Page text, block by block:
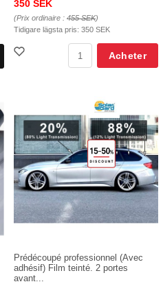
350 SEK
(Prix ordinaire : 455 SEK)
Tidigare lägsta pris: 350 SEK
Acheter
Prédécoupé professionnel (Avec
adhésif) Film teinté. 2 portes
avant...